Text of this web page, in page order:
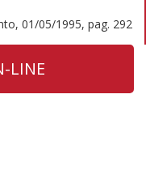
01/05/1995, pag. 292
LINE